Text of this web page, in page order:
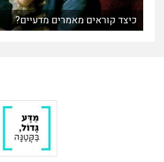
כיצד קוראים מאמרים מדעיים?